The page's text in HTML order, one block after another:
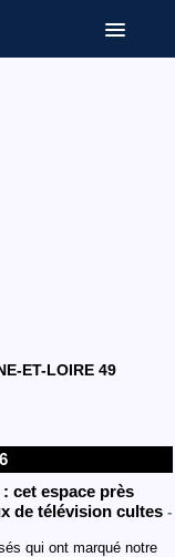
ET-LOIRE 49
cet espace près
de télévision cultes -
qui ont marqué notre